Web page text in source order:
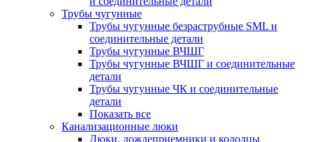
Трубы чугунные
Трубы чугунные безраструбные SML и
соединительные детали
Трубы чугунные ВЧШГ
Трубы чугунные ВЧШГ и соединительные
детали
Трубы чугунные ЧК и соединительные
детали
Показать все
Канализационные люки
Люки, дождеприемники и колодцы